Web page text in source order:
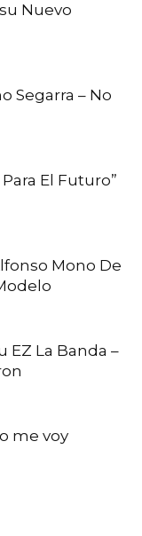
Nuevo
Segarra – No
El Futuro”
Mono De
EZ La Banda –
me voy